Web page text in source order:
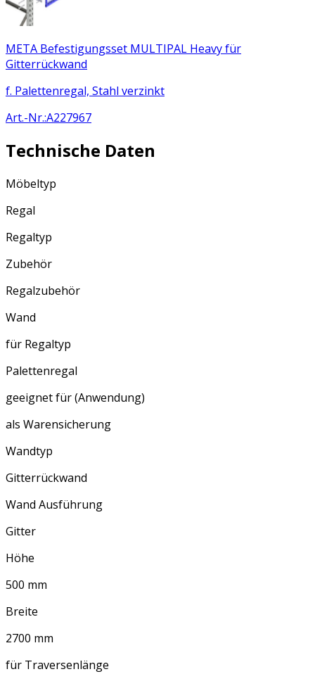
META Befestigungsset MULTIPAL Heavy für
Gitterrückwand
f. Palettenregal, Stahl verzinkt
Art.-Nr.:A227967
Technische Daten
Möbeltyp
Regal
Regaltyp
Zubehör
Regalzubehör
Wand
für Regaltyp
Palettenregal
geeignet für (Anwendung)
als Warensicherung
Wandtyp
Gitterrückwand
Wand Ausführung
Gitter
Höhe
500 mm
Breite
2700 mm
für Traversenlänge